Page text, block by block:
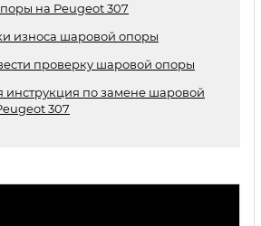
на Peugeot 307
износа шаровой опоры
проверку шаровой опоры
инструкция по замене шаровой
307